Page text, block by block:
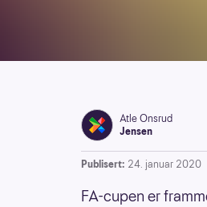
Atle Onsrud
Jensen
Publisert: 24. januar 2020
FA-cupen er